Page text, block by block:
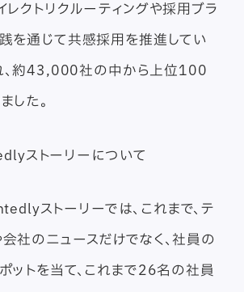
レクトリクルーティングや採用ブラ
を通じて共感採用を推進してい
、約43,000社の中から上位100
した。
ストーリーについて
ストーリーでは、これまで、テ
社のニュースだけでなく、社員の
ットを当て、これまで26名の社員